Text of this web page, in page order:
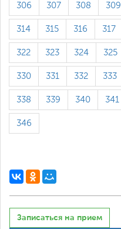
306 307 308 309
314 315 316 317
322 323 324 325
330 331 332 333
338 339 340 341
346
Записаться на прием